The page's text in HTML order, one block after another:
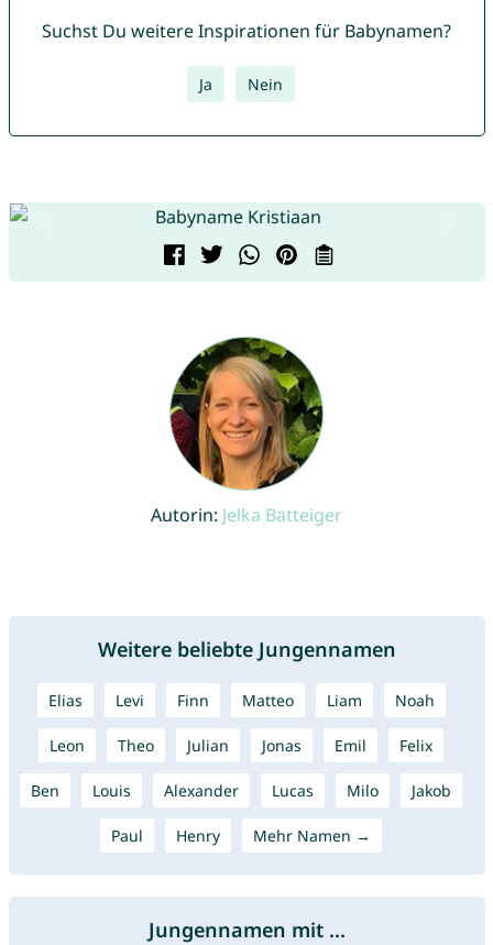
Suchst Du weitere Inspirationen für Babynamen?
Ja Nein
Autorin: Jelka Batteiger
Weitere beliebte Jungennamen
Elias Levi Finn Matteo Liam Noah
Leon Theo Julian Jonas Emil Felix
Ben Louis Alexander Lucas Milo Jakob
Paul Henry Mehr Namen →
Jungennamen mit ...